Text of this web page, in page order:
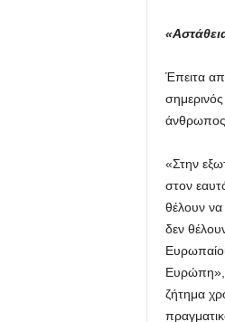
Έπειτα
άνθρωπος
«Στην
στον
θέλουν
δεν
Ευρώπη»,
ζήτημα